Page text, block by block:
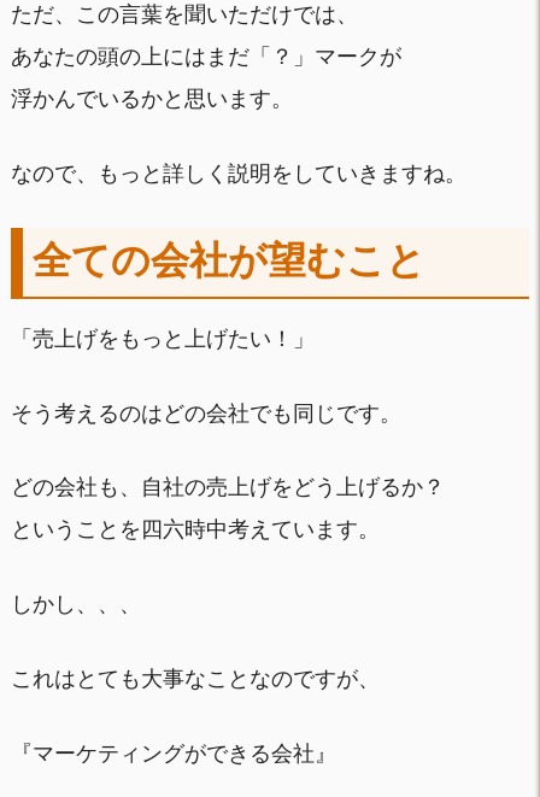
ただ、この言葉を聞いただけでは、
あなたの頭の上にはまだ「？」マークが
浮かんでいるかと思います。
なので、もっと詳しく説明をしていきますね。
全ての会社が望むこと
「売上げをもっと上げたい！」
そう考えるのはどの会社でも同じです。
どの会社も、自社の売上げをどう上げるか？
ということを四六時中考えています。
しかし、、、
これはとても大事なことなのですが、
『マーケティングができる会社』